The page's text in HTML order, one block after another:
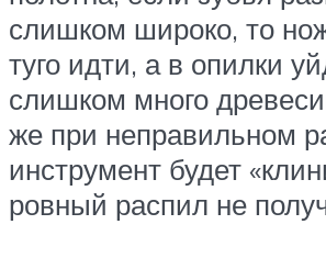
слишком широко, то
туго идти, а в опилки
слишком много
же при неправильном
инструмент будет
ровный распил не